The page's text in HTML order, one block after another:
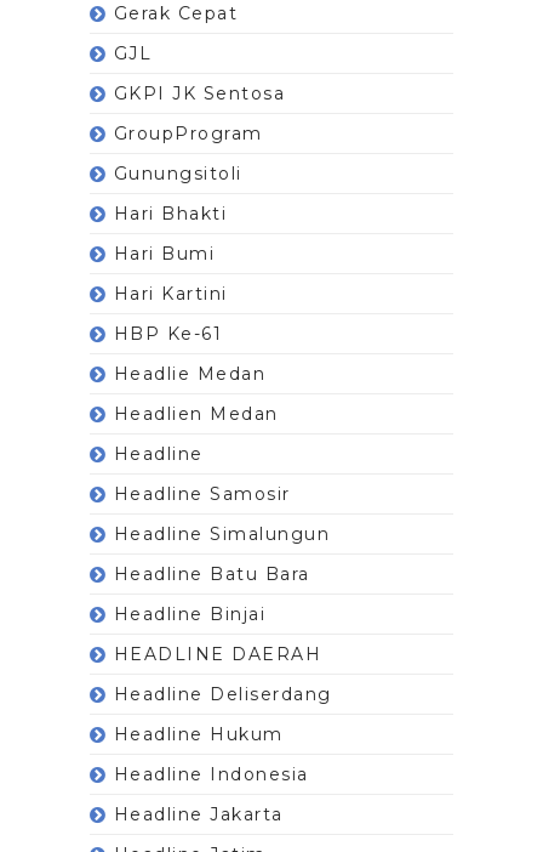
Gerak Cepat
GJL
GKPI JK Sentosa
GroupProgram
Gunungsitoli
Hari Bhakti
Hari Bumi
Hari Kartini
HBP Ke-61
Headlie Medan
Headlien Medan
Headline
Headline Samosir
Headline Simalungun
Headline Batu Bara
Headline Binjai
HEADLINE DAERAH
Headline Deliserdang
Headline Hukum
Headline Indonesia
Headline Jakarta